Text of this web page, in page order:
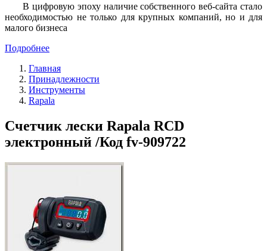
В цифровую эпоху наличие собственного веб-сайта стало
необходимостью не только для крупных компаний, но и для
малого бизнеса
Подробнее
Главная
Принадлежности
Инструменты
Rapala
Счетчик лески Rapala RCD
электронный /Код fv-909722